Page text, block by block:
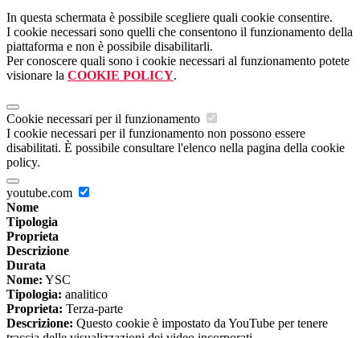
In questa schermata è possibile scegliere quali cookie consentire.
I cookie necessari sono quelli che consentono il funzionamento della
piattaforma e non è possibile disabilitarli.
Per conoscere quali sono i cookie necessari al funzionamento potete
visionare la COOKIE POLICY.
Cookie necessari per il funzionamento
I cookie necessari per il funzionamento non possono essere
disabilitati. È possibile consultare l'elenco nella pagina della cookie
policy.
youtube.com
Nome
Tipologia
Proprieta
Descrizione
Durata
Nome: YSC
Tipologia: analitico
Proprieta: Terza-parte
Descrizione: Questo cookie è impostato da YouTube per tenere